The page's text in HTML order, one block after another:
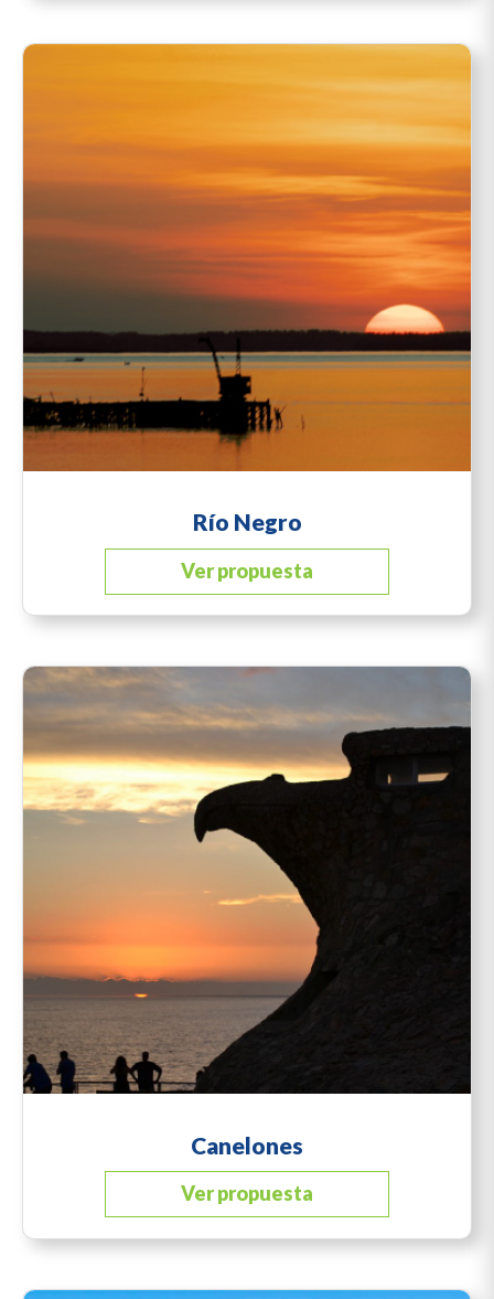
Río Negro
Ver propuesta
Canelones
Ver propuesta